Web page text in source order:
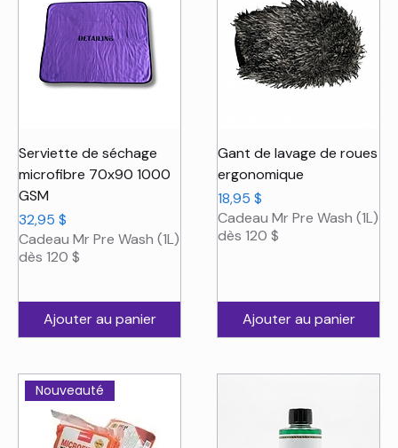
Serviette de séchage
microfibre 70x90 1000
GSM
Prix
32,95 $
Cadeau Mr Pre Wash (1L)
dès 120 $
Ajouter au panier
Gant de lavage de roues
ergonomique
Prix
18,95 $
Cadeau Mr Pre Wash (1L)
dès 120 $
Ajouter au panier
Nouveauté